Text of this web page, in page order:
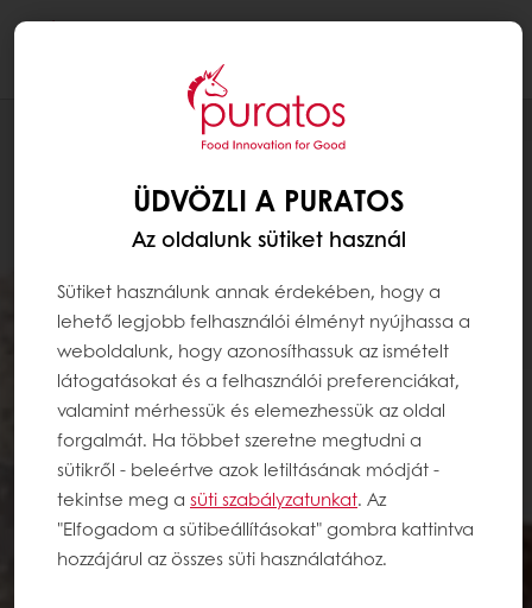
ÜDVÖZLI A PURATOS
Az oldalunk sütiket használ
Sütiket használunk annak érdekében, hogy a
lehető legjobb felhasználói élményt nyújhassa a
weboldalunk, hogy azonosíthassuk az ismételt
látogatásokat és a felhasználói preferenciákat,
valamint mérhessük és elemezhessük az oldal
forgalmát. Ha többet szeretne megtudni a
sütikről - beleértve azok letiltásának módját -
tekintse meg a süti szabályzatunkat. Az
"Elfogadom a sütibeállításokat" gombra kattintva
hozzájárul az összes süti használatához.